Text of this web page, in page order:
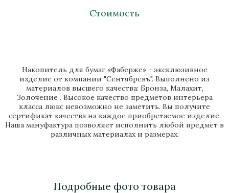
Стоимость
Накопитель для бумаг «Фаберже» - эксклюзивное
изделие от компании "Сентябревъ". Выполнено из
материалов высшего качества: Бронза, Малахит,
Золочение . Высокое качество предметов интерьера
класса люкс невозможно не заметить. Вы получите
сертификат качества на каждое приобретаемое изделие.
Наша мануфактура позволяет исполнить любой предмет в
различных материалах и размерах.
Подробные фото товара